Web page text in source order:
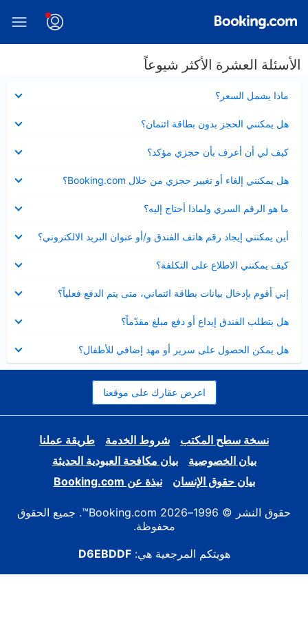
الأسئلة العشرة الأكثر شيوعاً
ماذا يشمل السعر؟
مصغر
هل يمكنني الحجز بدون بطاقة ائتمان؟
مصغر
كيف لي أن أعرف بأن حجزي مؤكد؟
مصغر
هل يمكنني إلغاء أو تغيير حجزي من خلال Booking.com؟
مصغر
ما هو الرقم السري ولماذا أحتاج إليه؟
مصغر
أين يمكنني إيجاد رقم هاتف الفندق و/أو عنوان البريد الالكتروني؟
عرض
مصغر
كيف يمكنني الاطلاع على التكلفة؟
مصغر
إني أقوم بإدخال بيانات بطاقة ائتماني، متى يتم الدفع فعلياً؟
مصغر
هل يتطلب الفندق إيداع أو دفع مبلغ مقدّماً؟
مصغر
هل يمكن الحصول على سرير أو مهد إضافي للأطفال؟
مصغر
اعرض عقارك على موقعنا
نسخة سطح المكتب شروط الخدمة
طريقة عملنا
بيان الخصوصية
بيان مكافحة العبودية الحديثة
بيان حقوق الإنسان
نبذة عن Booking.com
حقوق النشر © 1996–2026 Booking.com™. جميع الحقوق
محفوظة.
هويتكم المرجعية هي:D6EBDDF